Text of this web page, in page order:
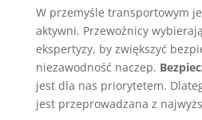
W przemyśle transportowym
aktywni. Przewoźnicy
ekspertyzy, by zwiększyć
niezawodność naczep.
jest dla nas priorytetem.
jest przeprowadzana z